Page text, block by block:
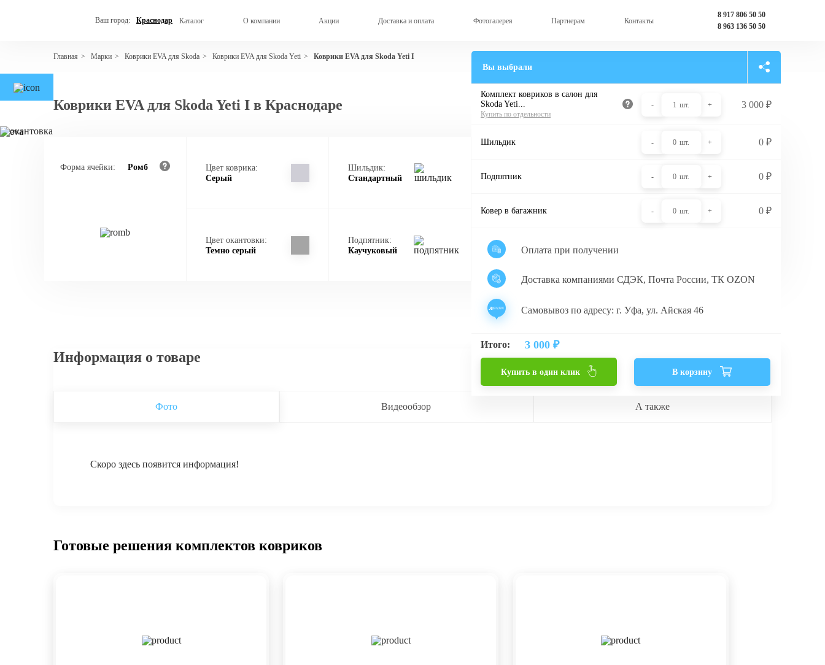
Ваш город: Краснодар Каталог О компании Акции Доставка и оплата Фотогалерея Партнерам Контакты
8 917 806 50 50
8 963 136 50 50
Главная > Марки > Коврики EVA для Skoda > Коврики EVA для Skoda Yeti > Коврики EVA для Skoda Yeti I
Коврики EVA для Skoda Yeti I в Краснодаре
Форма ячейки: Ромб
Цвет коврика:
Серый
Шильдик:
Стандартный
Цвет окантовки:
Темно серый
Подпятник:
Каучуковый
Вы выбрали
Комплект ковриков в салон для
Skoda Yeti...
Купить по отдельности
- 1 шт. + 3 000₽
Шильдик - 0 шт. + 0₽
Подпятник - 0 шт. + 0₽
Ковер в багажник - 0 шт. + 0₽
Оплата при получении
Доставка компаниями СДЭК, Почта России, ТК OZON
Самовывоз по адресу: г. Уфа, ул. Айская 46
Итого: 3 000 ₽
Купить в один клик В корзину
Информация о товаре
Фото Видеообзор А также
Скоро здесь появится информация!
Готовые решения комплектов ковриков